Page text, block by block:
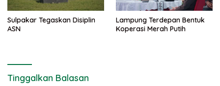
Sulpakar Tegaskan Disiplin
ASN
Lampung Terdepan Bentuk
Koperasi Merah Putih
Tinggalkan Balasan